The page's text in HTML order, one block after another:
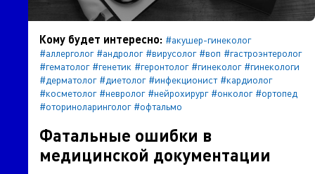
Кому будет интересно: #акушер-гинеколог
#аллерголог #андролог #вирусолог #воп #гастроэнтеролог
#гематолог #генетик #геронтолог #гинеколог #гинекологи
#дерматолог #диетолог #инфекционист #кардиолог
#косметолог #невролог #нейрохирург #онколог #ортопед
#оториноларинголог #офтальмо
Фатальные ошибки в
медицинской документации